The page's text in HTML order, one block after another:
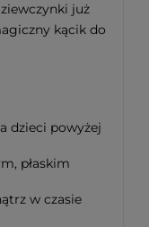
już
kącik do
dzieci powyżej
płaskim
w czasie